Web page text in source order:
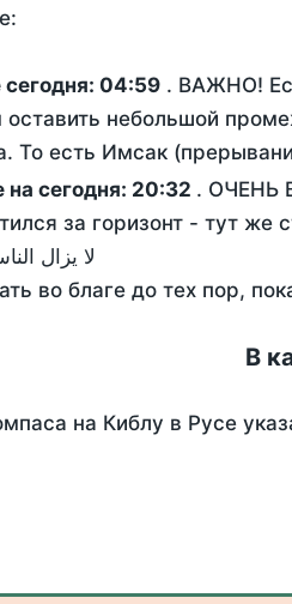
04:59 . ВАЖНО!
оставить небольшой
есть Имсак
сегодня: 20:32 . ОЧЕНЬ
за горизонт - тут
لا يزال
во благе до тех пор,
В
на Киблу в Русе